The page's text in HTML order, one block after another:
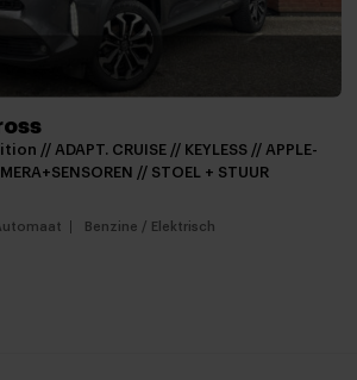
voor
// ADAPT. CRUISE // KEYLESS // APPLE-
// STOEL + STUUR
Benzine / Elektrisch